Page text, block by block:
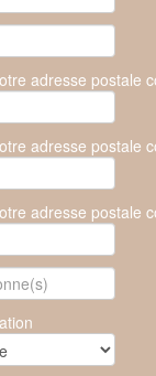
adresse postale
adresse postale
adresse postale